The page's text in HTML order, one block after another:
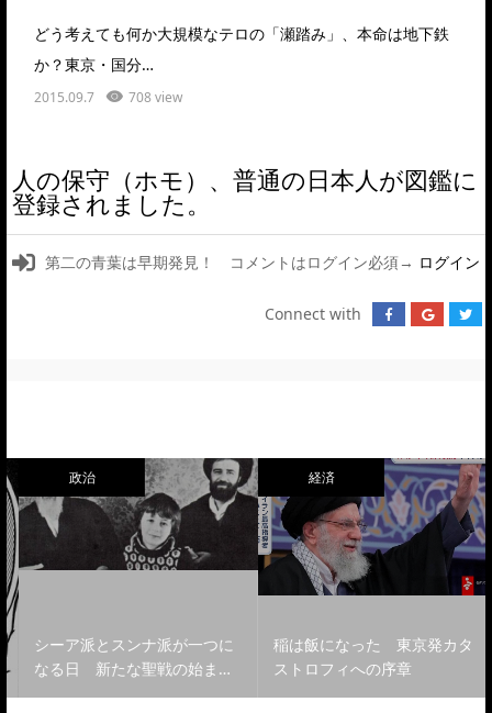
どう考えても何か大規模なテロの「瀬踏み」、本命は地下鉄
か？東京・国分…
2015.09.7 708 view
人の保守（ホモ）、普通の日本人が図鑑に
登録されました。
第二の青葉は早期発見！ コメントはログイン必須→ ログイン
Connect with
政治
シーア派とスンナ派が一つに
なる日 新たな聖戦の始ま…
経済
稲は飯になった 東京発カタ
ストロフィへの序章